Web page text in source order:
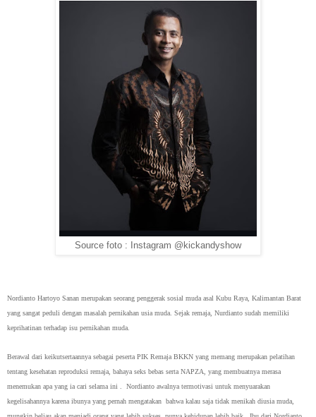
Source foto : Instagram @kickandyshow
Nordianto Hartoyo Sanan merupakan seorang penggerak sosial muda asal Kubu Raya, Kalimantan Barat
yang sangat peduli dengan masalah pernikahan usia muda. Sejak remaja, Nurdianto sudah memiliki
keprihatinan terhadap isu pernikahan muda.
Berawal dari keikutsertaannya sebagai peserta PIK Remaja BKKN yang memang merupakan pelatihan
tentang kesehatan reproduksi remaja, bahaya seks bebas serta NAPZA, yang membuatnya merasa
menemukan apa yang ia cari selama ini . Nordianto awalnya termotivasi untuk menyuarakan
kegelisahannya karena ibunya yang pernah mengatakan bahwa kalau saja tidak menikah diusia muda,